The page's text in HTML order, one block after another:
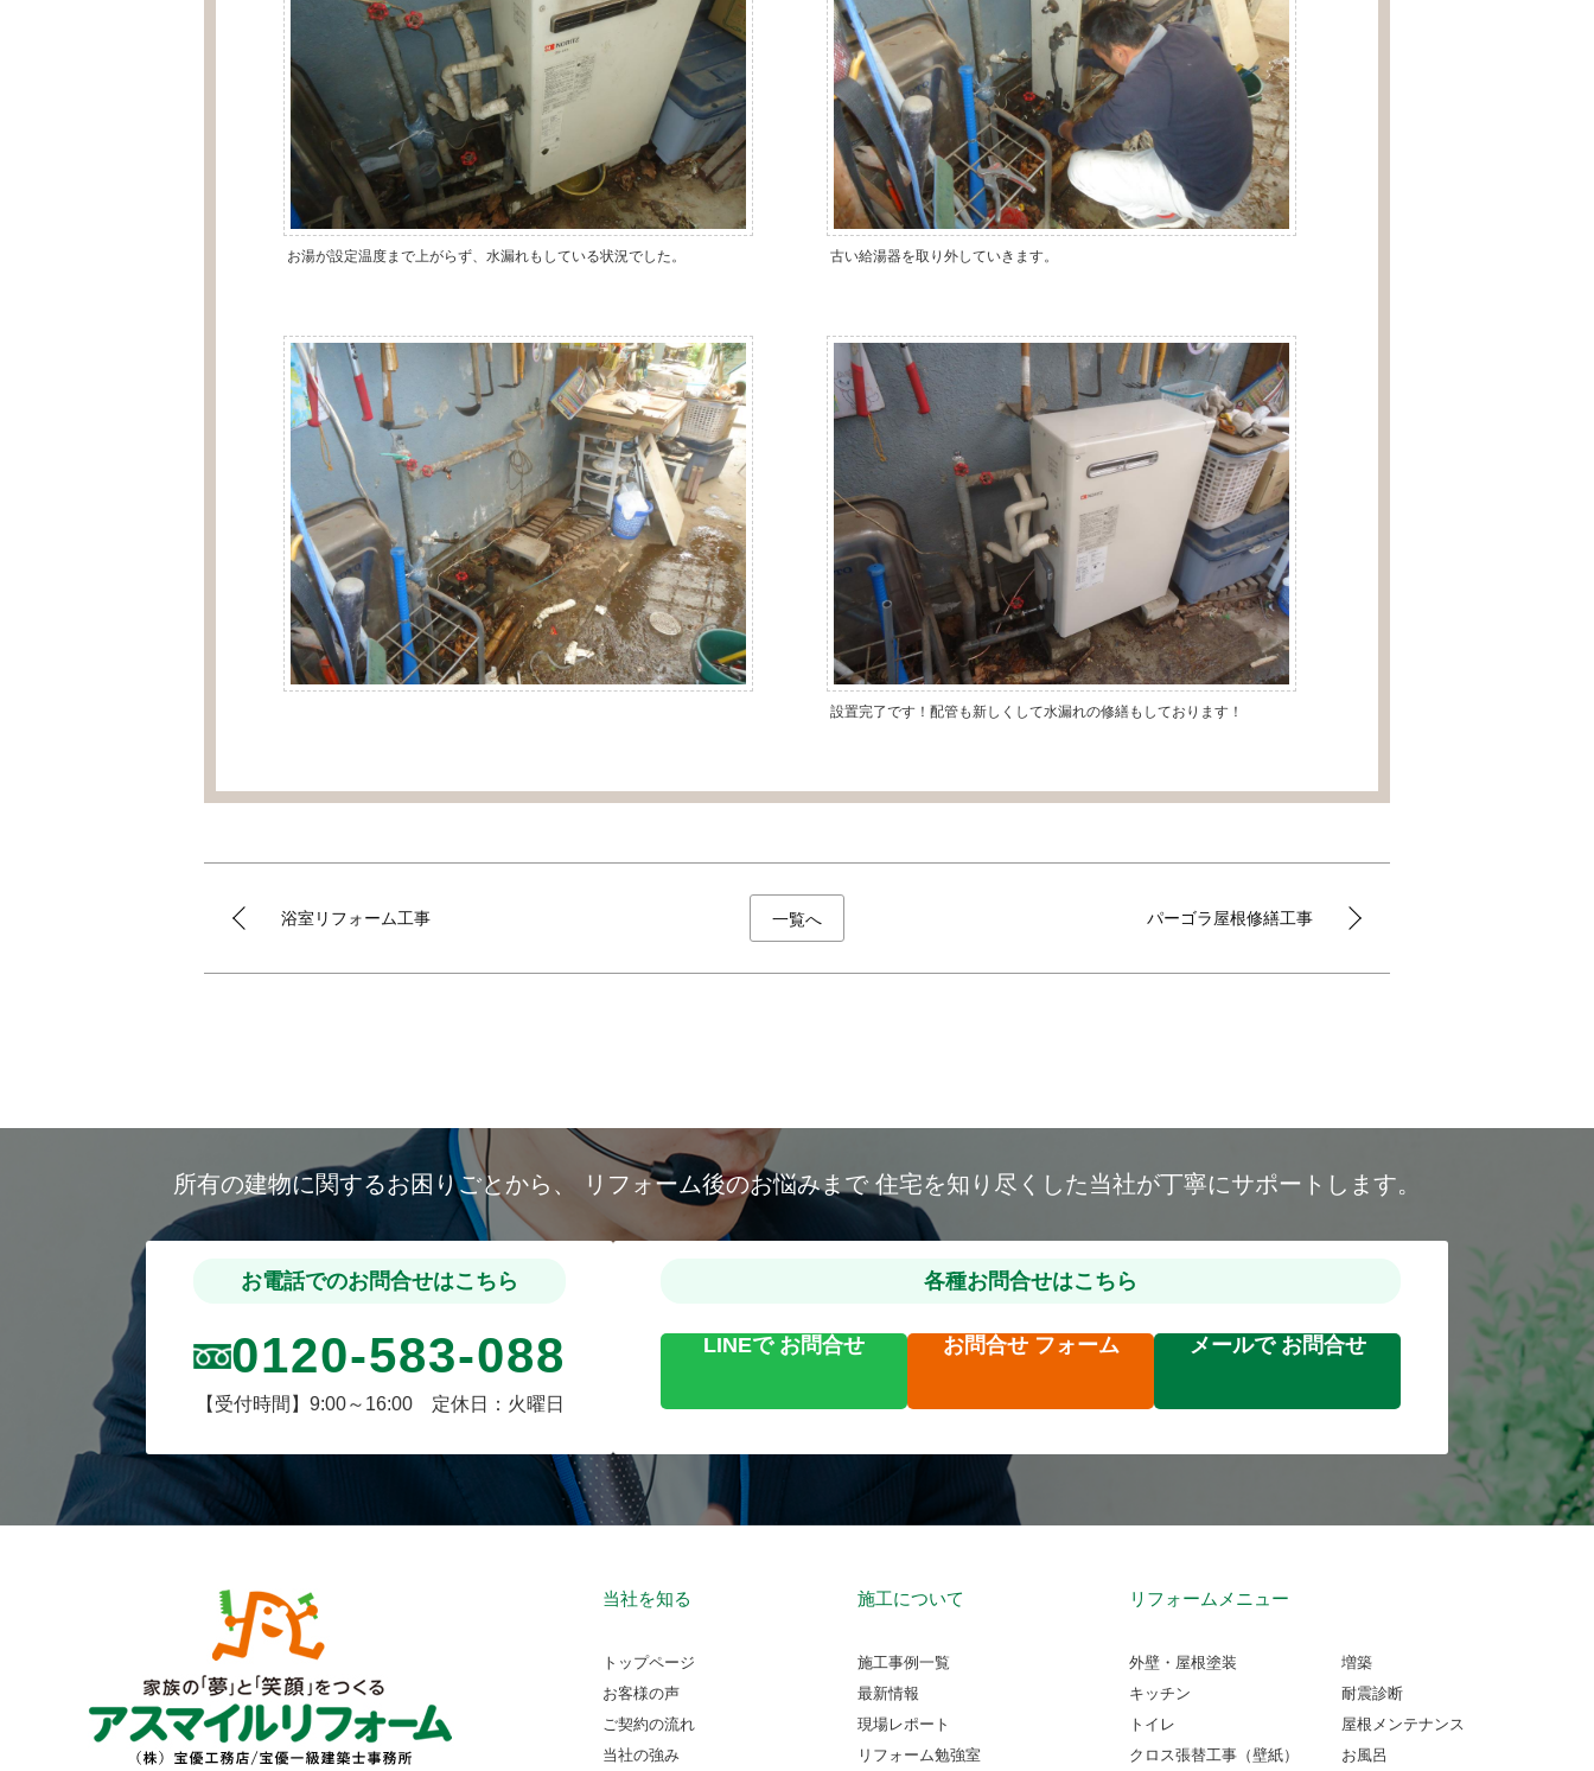
お湯が設定温度まで上がらず、水漏れもしている状況でした。 古い給湯器を取り外していきます。
設置完了です！配管も新しくして水漏れの修繕もしております！
浴室リフォーム工事 一覧へ パーゴラ屋根修繕工事
所有の建物に関するお困りごとから、 リフォーム後のお悩みまで 住宅を知り尽くした当社が丁寧にサポートします。
お電話でのお問合せはこちら
0120-583-088
【受付時間】9:00～16:00 定休日：火曜日
各種お問合せはこちら
LINEで お問合せ お問合せ フォーム メールで お問合せ
当社を知る
トップページ
お客様の声
ご契約の流れ
当社の強み
施工について
施工事例一覧
最新情報
現場レポート
リフォーム勉強室
リフォームメニュー
外壁・屋根塗装
キッチン
トイレ
クロス張替工事（壁紙）
増築
耐震診断
屋根メンテナンス
お風呂